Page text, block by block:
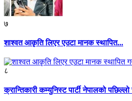
७
शाश्वत आकृति लिएर एउटा मानक स्थापित...
८
क्रान्तिकारी कम्युनिस्ट पार्टी नेपालको